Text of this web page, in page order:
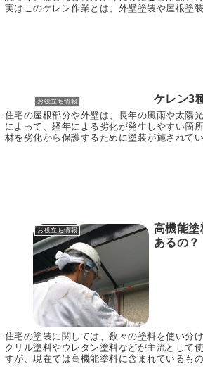
実はこのケレン作業とは、外壁塗装や屋根塗
お役立ち情報 ケレン3
住宅の屋根部分や外壁は、長年の風雨や太陽
によって、経年による劣化が発生しやすい箇
材を劣化から保護するために塗装が施されて
お役立ち情報
高機能塗
あるの？
住宅の塗装に関しては、数々の塗料を使い分
クリル塗料やウレタン塗料などが主流として
すが、現在では高機能塗料に含まれているも